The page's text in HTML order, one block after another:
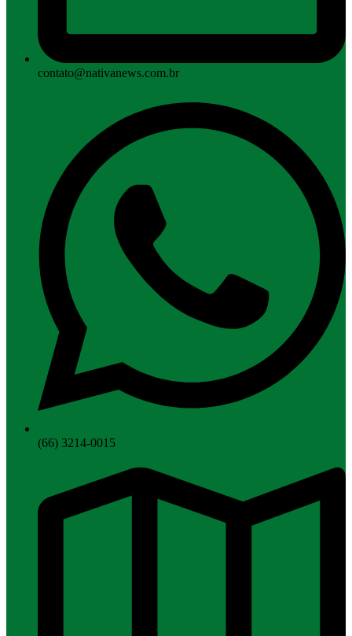
contato@nativanews.com.br
(66) 3214-0015